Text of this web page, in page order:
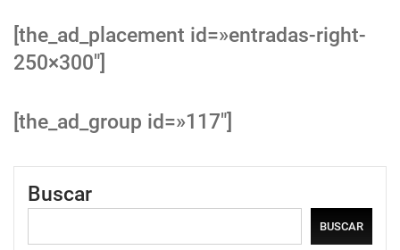
[the_ad_placement id=»entradas-right-
250×300″]
[the_ad_group id=»117″]
Buscar
BUSCAR